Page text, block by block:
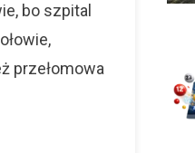
bo szpital
przełomowa